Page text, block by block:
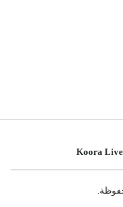
Koora Live